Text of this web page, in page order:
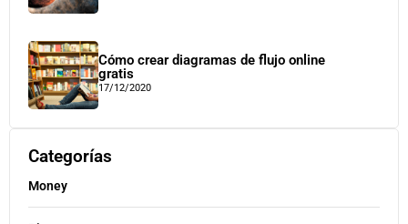
Cómo crear diagramas de flujo online
gratis
17/12/2020
Categorías
Money